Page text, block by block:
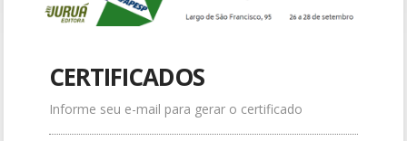
CERTIFICADOS
Informe seu e-mail para gerar o certificado